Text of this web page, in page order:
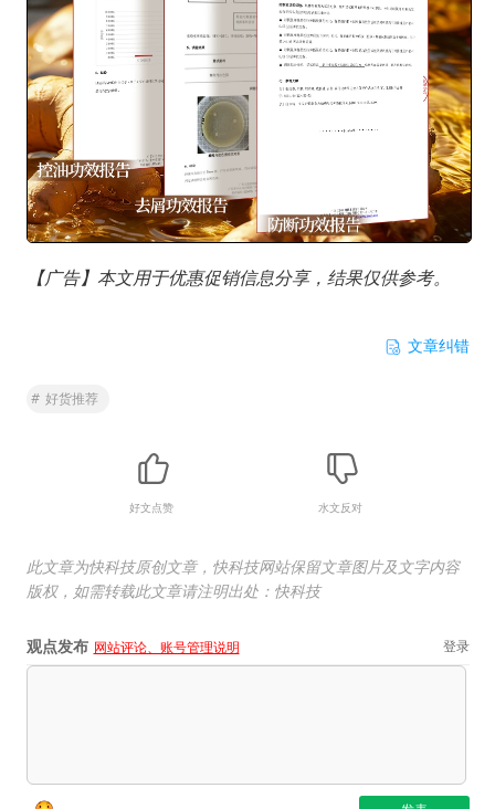
【广告】本文用于优惠促销信息分享，结果仅供参考。
文章纠错
# 好货推荐
好文点赞 水文反对
此文章为快科技原创文章，快科技网站保留文章图片及文字内容
版权，如需转载此文章请注明出处：快科技
观点发布 网站评论、账号管理说明 登录